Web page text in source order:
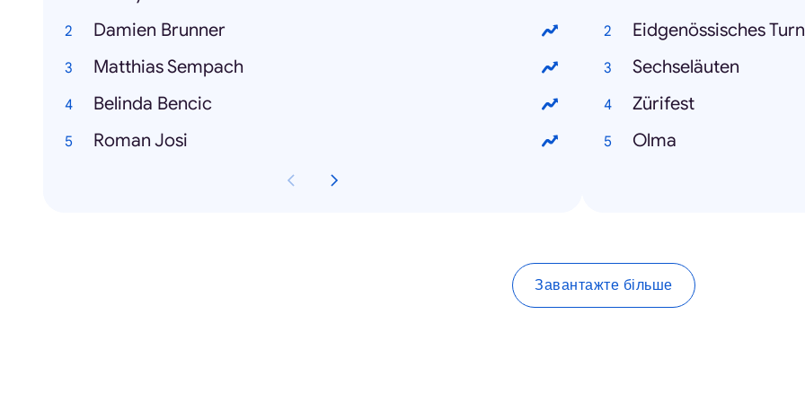
Damien Brunner
Matthias Sempach
Belinda Bencic
Roman Josi
Eidgenössisches
Sechseläuten
Zürifest
Olma
Завантажте більше